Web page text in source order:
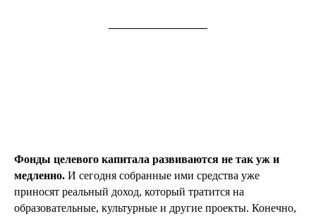
Фонды целевого капитала развиваются не так уж и
медленно. И сегодня собранные ими средства уже
приносят реальный доход, который тратится на
образовательные, культурные и другие проекты. Конечно,